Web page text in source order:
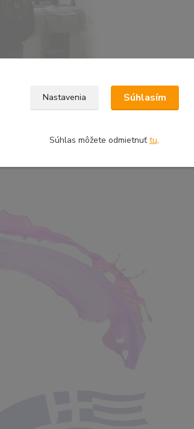
Nastavenia Súhlasím
Súhlas môžete odmietnuť tu.